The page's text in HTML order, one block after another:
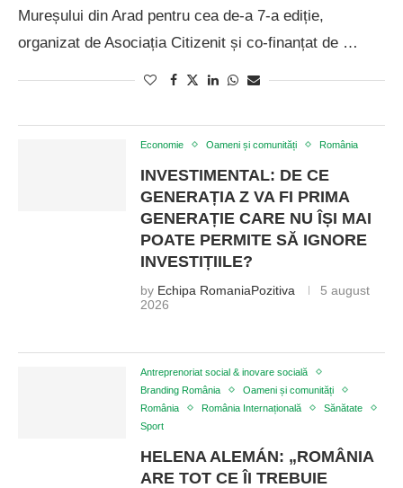
Mureșului din Arad pentru cea de-a 7-a ediție,
organizat de Asociația Citizenit și co-finanțat de …
Economie Oameni și comunități România
INVESTIMENTAL: DE CE
GENERAȚIA Z VA FI PRIMA
GENERAȚIE CARE NU ÎȘI MAI
POATE PERMITE SĂ IGNORE
INVESTIȚIILE?
by Echipa RomaniaPozitiva
5 august
2026
Antreprenoriat social & inovare socială
Branding România
Oameni și comunități
România
România Internațională
Sănătate
Sport
HELENA ALEMÁN: „ROMÂNIA
ARE TOT CE ÎI TREBUIE